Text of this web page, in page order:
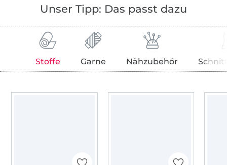
Unser Tipp: Das passt dazu
Stoffe Garne Nähzubehör